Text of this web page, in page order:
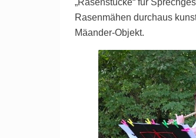
„Rasenstücke“ für
Rasenmähen durchaus
Mäander-Objekt.